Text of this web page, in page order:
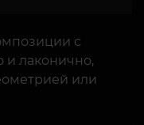
с
и лаконично,
или